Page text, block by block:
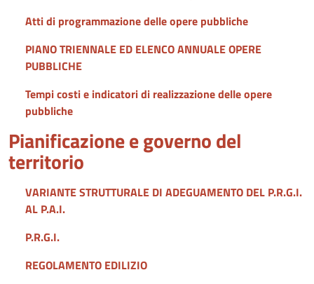
Atti di programmazione delle opere pubbliche
PIANO TRIENNALE ED ELENCO ANNUALE OPERE
PUBBLICHE
Tempi costi e indicatori di realizzazione delle opere
pubbliche
Pianificazione e governo del
territorio
VARIANTE STRUTTURALE DI ADEGUAMENTO DEL P.R.G.I.
AL P.A.I.
P.R.G.I.
REGOLAMENTO EDILIZIO